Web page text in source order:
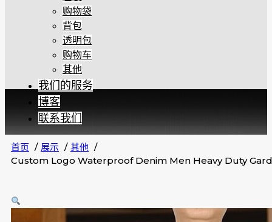
购物袋
背包
透明包
购物车
其他
我们的服务
博客
联系我们
首页 展示
其他
Custom Logo Waterproof Denim Men Heavy Duty